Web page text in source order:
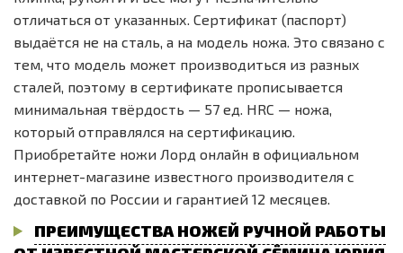
отличаться от указанных. Сертификат (паспорт)
выдаётся не на сталь, а на модель ножа. Это связано с
тем, что модель может производиться из разных
сталей, поэтому в сертификате прописывается
минимальная твёрдость — 57 ед. HRC — ножа,
который отправлялся на сертификацию.
Приобретайте ножи Лорд онлайн в официальном
интернет-магазине известного производителя с
доставкой по России и гарантией 12 месяцев.
ПРЕИМУЩЕСТВА НОЖЕЙ РУЧНОЙ РАБОТЫ